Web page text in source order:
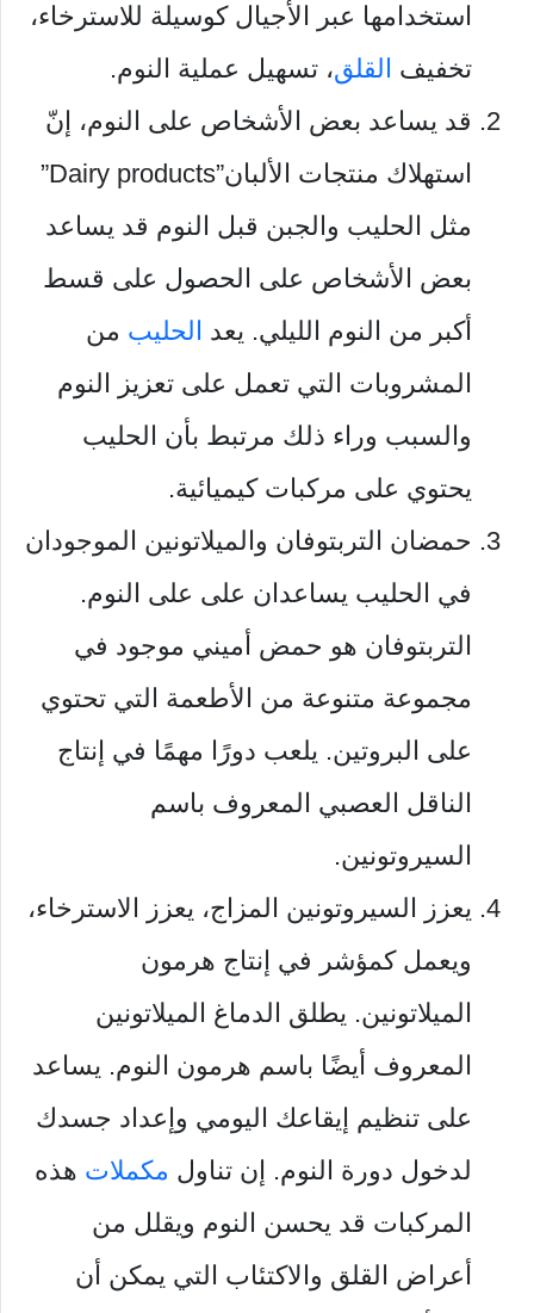
استخدامها عبر الأجيال كوسيلة للاسترخاء،
تخفيف القلق، تسهيل عملية النوم.
قد يساعد بعض الأشخاص على النوم، إنّ
استهلاك منتجات الألبان”Dairy products”
مثل الحليب والجبن قبل النوم قد يساعد
بعض الأشخاص على الحصول على قسط
أكبر من النوم الليلي. يعد الحليب من
المشروبات التي تعمل على تعزيز النوم
والسبب وراء ذلك مرتبط بأن الحليب
يحتوي على مركبات كيميائية.
حمضان التربتوفان والميلاتونين الموجودان
في الحليب يساعدان على على النوم.
التربتوفان هو حمض أميني موجود في
مجموعة متنوعة من الأطعمة التي تحتوي
على البروتين. يلعب دورًا مهمًا في إنتاج
الناقل العصبي المعروف باسم
السيروتونين.
يعزز السيروتونين المزاج، يعزز الاسترخاء،
ويعمل كمؤشر في إنتاج هرمون
الميلاتونين. يطلق الدماغ الميلاتونين
المعروف أيضًا باسم هرمون النوم. يساعد
على تنظيم إيقاعك اليومي وإعداد جسدك
لدخول دورة النوم. إن تناول مكملات هذه
المركبات قد يحسن النوم ويقلل من
أعراض القلق والاكتئاب التي يمكن أن